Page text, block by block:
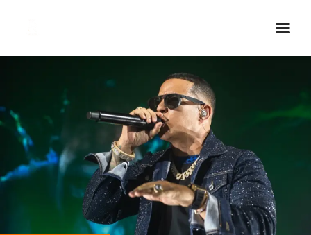
Inicio Real FM
Streaming
Descarga La APP
Programas
Noticias
Equipo